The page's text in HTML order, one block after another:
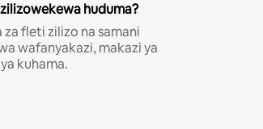
huduma?
fleti zilizo na samani
wafanyakazi, makazi ya
kuhama.